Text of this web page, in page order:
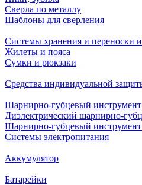
Сверла по металлу
Шаблоны для сверления
Системы хранения и переноски
Жилеты и пояса
Сумки и рюкзаки
Средства индивидуальной
Шарнирно-губцевый инструмент
Диэлектрический шарнирно-
Шарнирно-губцевый инструмент
Системы электропитания
Аккумулятор
Батарейки